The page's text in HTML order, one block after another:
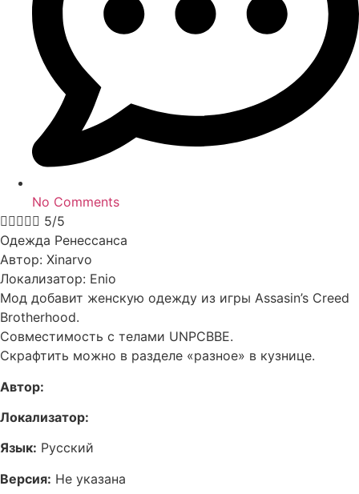
No Comments
 5/5
Одежда Ренессанса
Автор: Xinarvo
Локализатор: Enio
Мод добавит женскую одежду из игры Assasin’s Creed
Brotherhood.
Совместимость с телами UNPCBBE.
Скрафтить можно в разделе «разное» в кузнице.
Автор:
Локализатор:
Язык: Русский
Версия: Не указана